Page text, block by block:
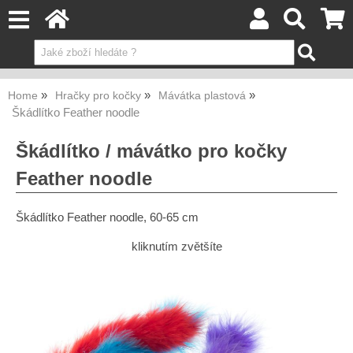
Home Hračky pro kočky Mávátka plastová
Škádlítko Feather noodle
Škádlítko / mávátko pro kočky
Feather noodle
Škádlítko Feather noodle, 60-65 cm
kliknutím zvětšíte